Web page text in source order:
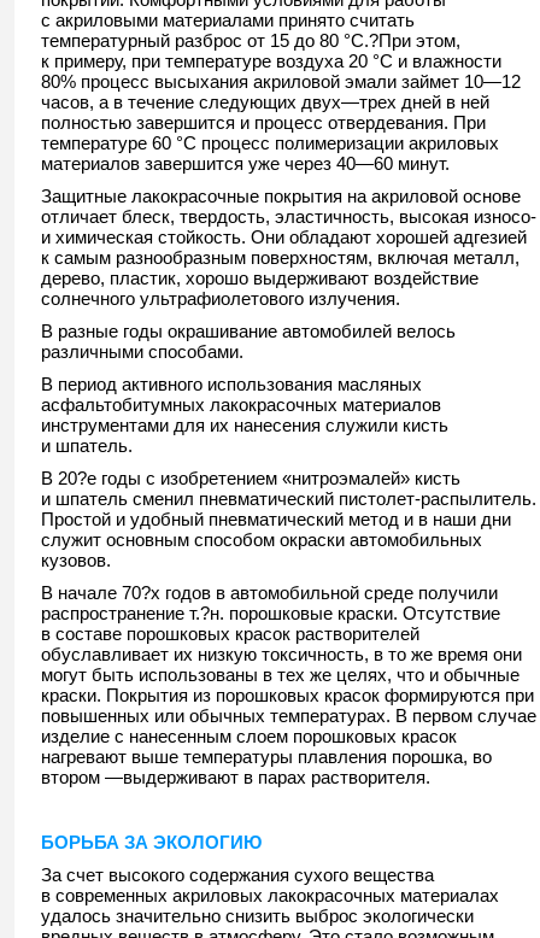
с акриловыми материалами принято считать
температурный разброс от 15 до 80 °С.?При этом,
к примеру, при температуре воздуха 20 °С и влажности
80% процесс высыхания акриловой эмали займет 10—12
часов, а в течение следующих двух—трех дней в ней
полностью завершится и процесс отвердевания. При
температуре 60 °С процесс полимеризации акриловых
материалов завершится уже через 40—60 минут.
Защитные лакокрасочные покрытия на акриловой основе
отличает блеск, твердость, эластичность, высокая износо-
и химическая стойкость. Они обладают хорошей адгезией
к самым разнообразным поверхностям, включая металл,
дерево, пластик, хорошо выдерживают воздействие
солнечного ультрафиолетового излучения.
В разные годы окрашивание автомобилей велось
различными способами.
В период активного использования масляных
асфальтобитумных лакокрасочных материалов
инструментами для их нанесения служили кисть
и шпатель.
В 20?е годы с изобретением «нитроэмалей» кисть
и шпатель сменил пневматический пистолет-распылитель.
Простой и удобный пневматический метод и в наши дни
служит основным способом окраски автомобильных
кузовов.
В начале 70?х годов в автомобильной среде получили
распространение т.?н. порошковые краски. Отсутствие
в составе порошковых красок растворителей
обуславливает их низкую токсичность, в то же время они
могут быть использованы в тех же целях, что и обычные
краски. Покрытия из порошковых красок формируются при
повышенных или обычных температурах. В первом случае
изделие с нанесенным слоем порошковых красок
нагревают выше температуры плавления порошка, во
втором —выдерживают в парах растворителя.
БОРЬБА ЗА ЭКОЛОГИЮ
За счет высокого содержания сухого вещества
в современных акриловых лакокрасочных материалах
удалось значительно снизить выброс экологически